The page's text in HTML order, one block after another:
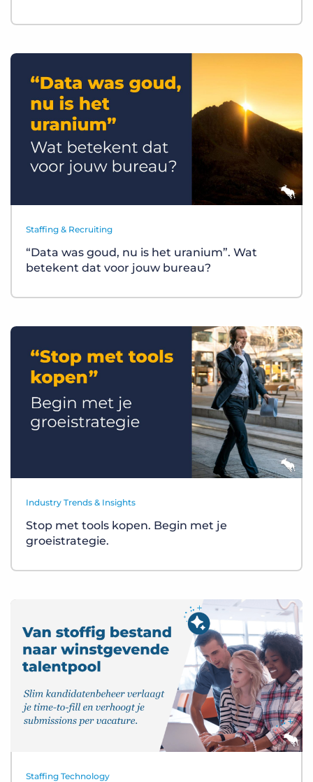
Staffing & Recruiting
“Data was goud, nu is het uranium”. Wat
betekent dat voor jouw bureau?
Industry Trends & Insights
Stop met tools kopen. Begin met je
groeistrategie.
Staffing Technology